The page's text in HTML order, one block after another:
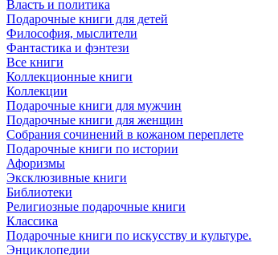
Власть и политика
Подарочные книги для детей
Философия, мыслители
Фантастика и фэнтези
Все книги
Коллекционные книги
Коллекции
Подарочные книги для мужчин
Подарочные книги для женщин
Собрания сочинений в кожаном переплете
Подарочные книги по истории
Афоризмы
Эксклюзивные книги
Библиотеки
Религиозные подарочные книги
Классика
Подарочные книги по искусству и культуре.
Энциклопедии